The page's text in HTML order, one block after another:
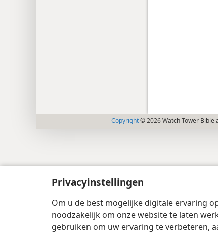
Privacyinstellingen
Om u de best mogelijke digitale ervaring
noodzakelijk om onze website te laten
gebruiken om uw ervaring te verbeteren,
Copyright© 2026 Watch Tower Bible